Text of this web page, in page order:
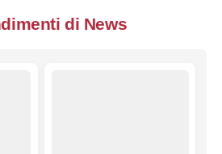
di News